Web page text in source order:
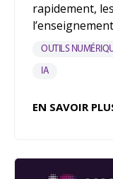
rapidement,
OUTILS
IA
EN SAVOIR